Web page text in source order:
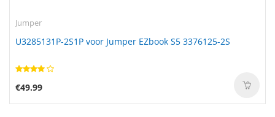
Jumper
U3285131P-2S1P voor Jumper EZbook S5 3376125-2S
€49.99